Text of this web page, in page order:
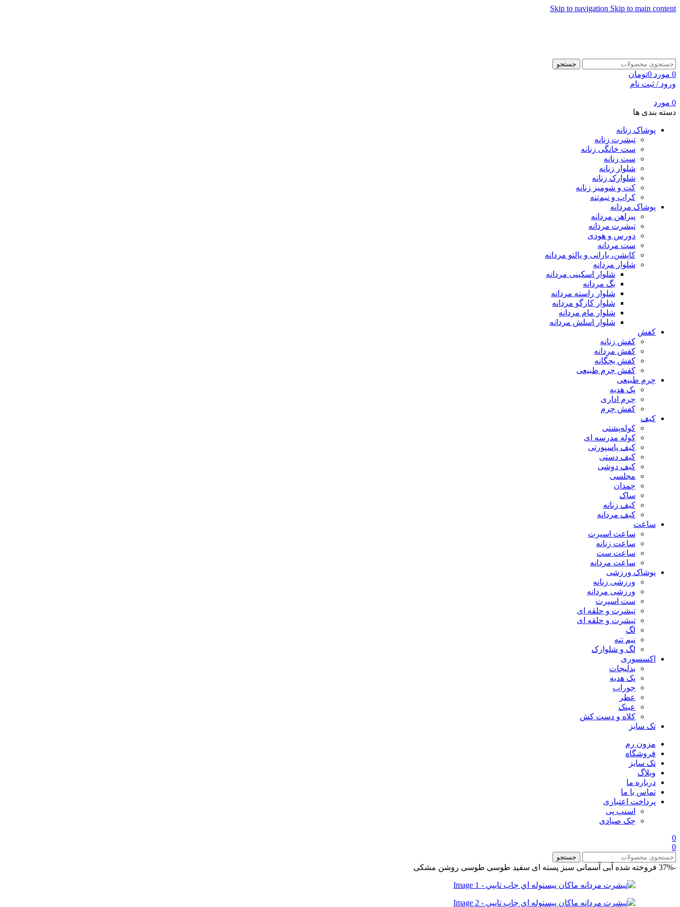
Skip to navigation Skip to main content
جستجو
0 مورد 0تومان
ورود / ثبت نام
0 مورد
دسته بندی ها
پوشاک زنانه
تیشرت زنانه
ست خانگی زنانه
ست زنانه
شلوار زنانه
شلوارک زنانه
کت و شومیز زنانه
کراپ و نیم‌تنه
پوشاک مردانه
پیراهن مردانه
تیشرت مردانه
دورس و هودی
ست مردانه
کاپشن، بارانی و پالتو مردانه
شلوار مردانه
شلوار اسکینی مردانه
بگ مردانه
شلوار راسته مردانه
شلوار کارگو مردانه
شلوار مام مردانه
شلوار اسلش مردانه
کفش
کفش زنانه
کفش مردانه
کفش بچگانه
کفش چرم طبیعی
چرم طبیعی
پک هدیه
چرم اداری
کفش چرم
کیف
کوله‌پشتی
کوله مدرسه ای
کیف پاسپورتی
کیف دستی
کیف دوشی
مجلسی
چمدان
ساک
کیف زنانه
کیف مردانه
ساعت
ساعت اسپرت
ساعت زنانه
ساعت ست
ساعت مردانه
پوشاک ورزشی
ورزشی زنانه
ورزشی مردانه
ست اسپرت
تیشرت و حلقه ای
تیشرت و حلقه ای
لگ
نیم تنه
لگ و شلوارک
اکسسوری
بدلیجات
پک هدیه
جوراب
عطر
عینک
کلاه و دست کش
تک سایز
مزون رم
فروشگاه
تک سایز
وبلاگ
درباره ما
تماس با ما
پرداخت اعتباری
اسنپ پی
چک صیادی
0
0
جستجو
-37% فروخته شده آبی آسمانی سبز پسته ای سفید طوسی طوسی روشن مشکی